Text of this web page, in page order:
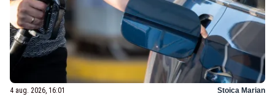
4 aug. 2026, 16:01 Stoica Marian